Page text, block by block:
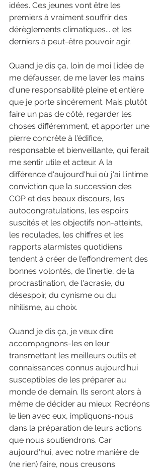
idées. Ces jeunes vont être les
premiers à vraiment souffrir des
dérèglements climatiques... et les
derniers à peut-être pouvoir agir.
Quand je dis ça, loin de moi l'idée de
me défausser, de me laver les mains
d'une responsabilité pleine et entière
que je porte sincèrement. Mais plutôt
faire un pas de côté, regarder les
choses différemment, et apporter une
pierre concrète à l'édifice,
responsable et bienveillante, qui ferait
me sentir utile et acteur. A la
différence d'aujourd'hui où j'ai l'intime
conviction que la succession des
COP et des beaux discours, les
autocongratulations, les espoirs
suscités et les objectifs non-atteints,
les reculades, les chiffres et les
rapports alarmistes quotidiens
tendent à créer de l'effondrement des
bonnes volontés, de l'inertie, de la
procrastination, de l'acrasie, du
désespoir, du cynisme ou du
nihilisme, au choix.
Quand je dis ça, je veux dire
accompagnons-les en leur
transmettant les meilleurs outils et
connaissances connus aujourd'hui
susceptibles de les préparer au
monde de demain. Ils seront alors à
même de décider au mieux. Recréons
le lien avec eux, impliquons-nous
dans la préparation de leurs actions
que nous soutiendrons. Car
aujourd'hui, avec notre manière de
(ne rien) faire, nous creusons